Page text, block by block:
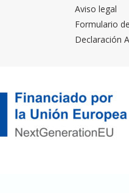
Aviso legal
Formulario
Declaración